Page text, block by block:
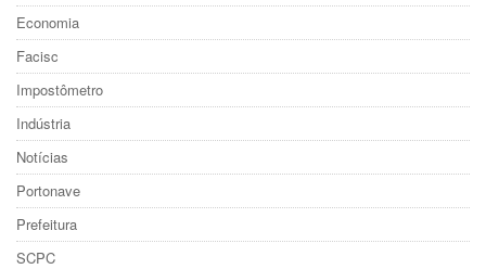
Economia
Facisc
Impostômetro
Indústria
Notícias
Portonave
Prefeitura
SCPC